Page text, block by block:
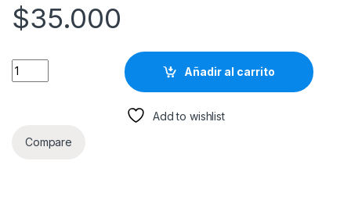
$35.000
El Kamasutra De Grey - Planeta quantity
Añadir al carrito
Add to wishlist
Compare